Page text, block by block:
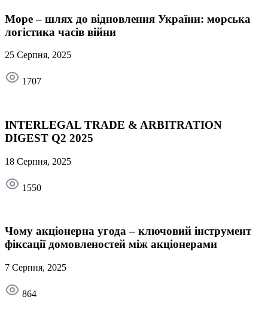
Море – шлях до відновлення України: морська
логістика часів війни
25 Серпня, 2025
1707
INTERLEGAL TRADE & ARBITRATION
DIGEST Q2 2025
18 Серпня, 2025
1550
Чому акціонерна угода – ключовий інструмент
фіксації домовленостей між акціонерами
7 Серпня, 2025
864